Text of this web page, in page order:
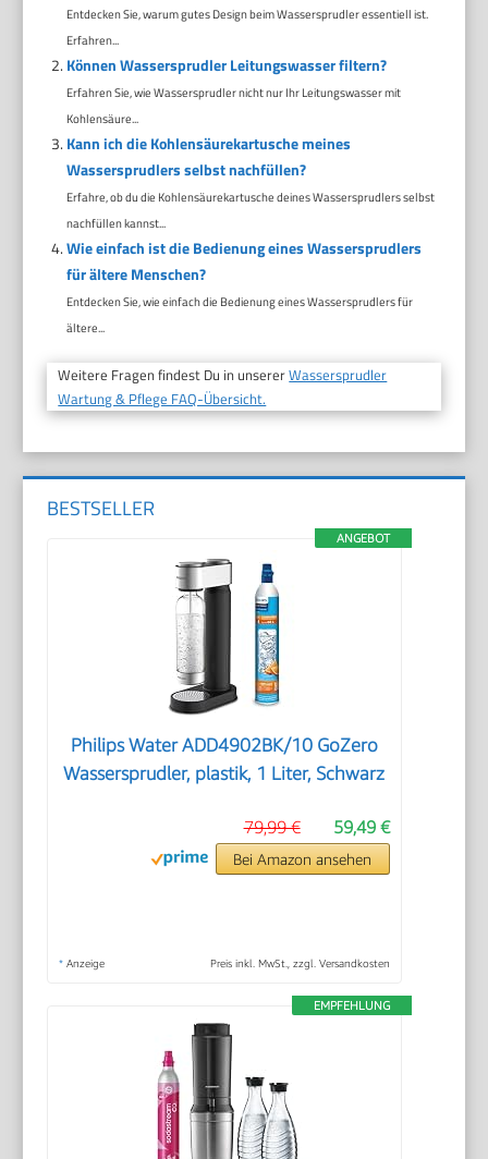
Entdecken Sie, warum gutes Design beim Wassersprudler essentiell ist.
Erfahren...
Können Wassersprudler Leitungswasser filtern?
Erfahren Sie, wie Wassersprudler nicht nur Ihr Leitungswasser mit
Kohlensäure...
Kann ich die Kohlensäurekartusche meines
Wassersprudlers selbst nachfüllen?
Erfahre, ob du die Kohlensäurekartusche deines Wassersprudlers selbst
nachfüllen kannst...
Wie einfach ist die Bedienung eines Wassersprudlers
für ältere Menschen?
Entdecken Sie, wie einfach die Bedienung eines Wassersprudlers für
ältere...
Weitere Fragen findest Du in unsererWassersprudler
Wartung & Pflege FAQ-Übersicht.
BESTSELLER
ANGEBOT
Philips Water ADD4902BK/10 GoZero
Wassersprudler, plastik, 1 Liter, Schwarz
59,49 €
79,99 €
Bei Amazon ansehen
* Anzeige Preis inkl. MwSt., zzgl. Versandkosten
EMPFEHLUNG